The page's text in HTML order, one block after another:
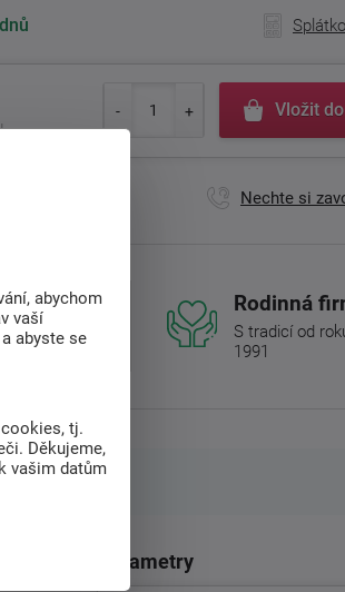
Vložit
751 Nechte si
s
Rodinná
S tradicí od
1991
Parametry
abychom
vaší
abyste se
tj.
Děkujeme,
vašim datům